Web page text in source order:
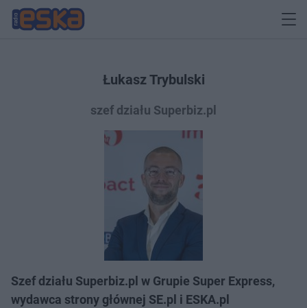
Łukasz Trybulski
szef działu Superbiz.pl
Szef działu Superbiz.pl w Grupie Super Express,
wydawca strony głównej SE.pl i ESKA.pl